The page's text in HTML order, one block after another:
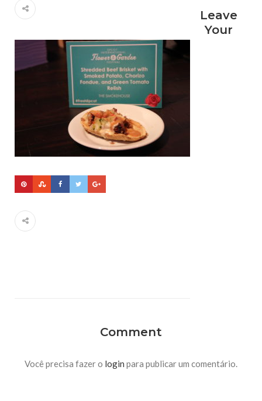
Leave
Your
Comment
Você precisa fazer o login para publicar um comentário.